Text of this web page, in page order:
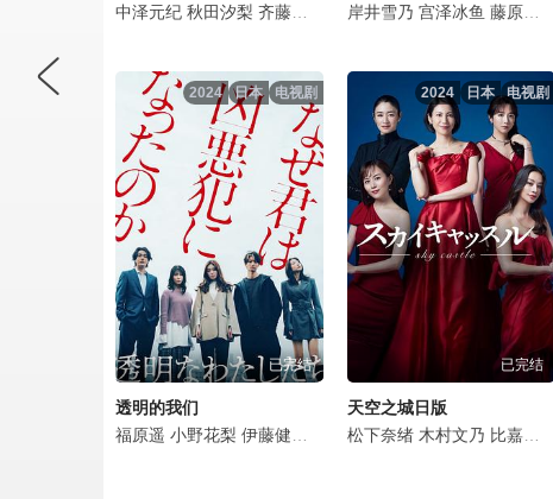
中泽元纪 秋田汐梨 齐藤渚 简秀吉 前原滉
岸井雪乃 宫泽冰鱼 藤原樱
电视剧
日本
2024
已完结
透明的我们
福原遥 小野花梨 伊藤健太郎 仓悠贵 武田玲奈 金子大地
电视剧
日本
2024
已完结
天空之城日版
松下奈绪 木村文乃 比嘉爱未